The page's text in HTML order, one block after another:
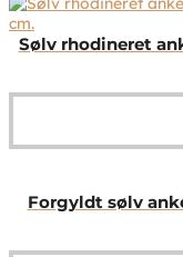
Sølv rhodineret
Forgyldt sølv